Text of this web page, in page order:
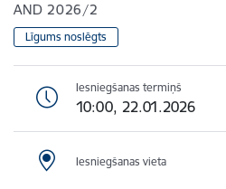
AND 2026/2
Līgums noslēgts
Iesniegšanas termiņš
10:00, 22.01.2026
Iesniegšanas vieta